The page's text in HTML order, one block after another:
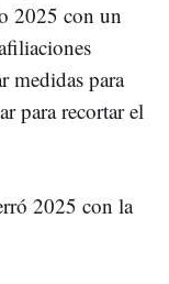
2025 con un
medidas para
para recortar el
2025 con la